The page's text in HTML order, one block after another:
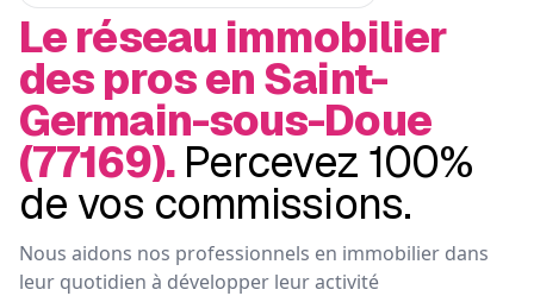
Le réseau immobilier
des pros en Saint-
Germain-sous-Doue
(77169). Percevez 100%
de vos commissions.
Nous aidons nos professionnels en immobilier dans
leur quotidien à développer leur activité